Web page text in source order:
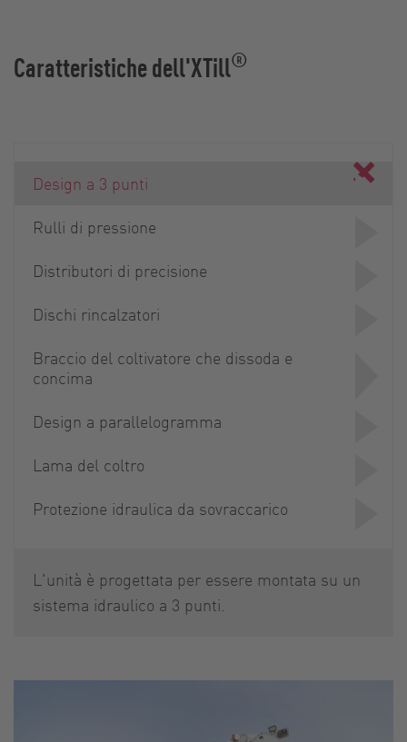
Caratteristiche dell'XTill®
Design a 3 punti
Rulli di pressione
Distributori di precisione
Dischi rincalzatori
Braccio del coltivatore che dissoda e
concima
Design a parallelogramma
Lama del coltro
Protezione idraulica da sovraccarico
L'unità è progettata per essere montata su un
sistema idraulico a 3 punti.